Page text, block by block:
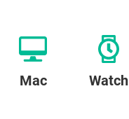
Mac Watch